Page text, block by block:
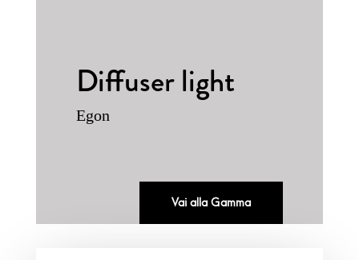
Diffuser light
Egon
Vai alla Gamma